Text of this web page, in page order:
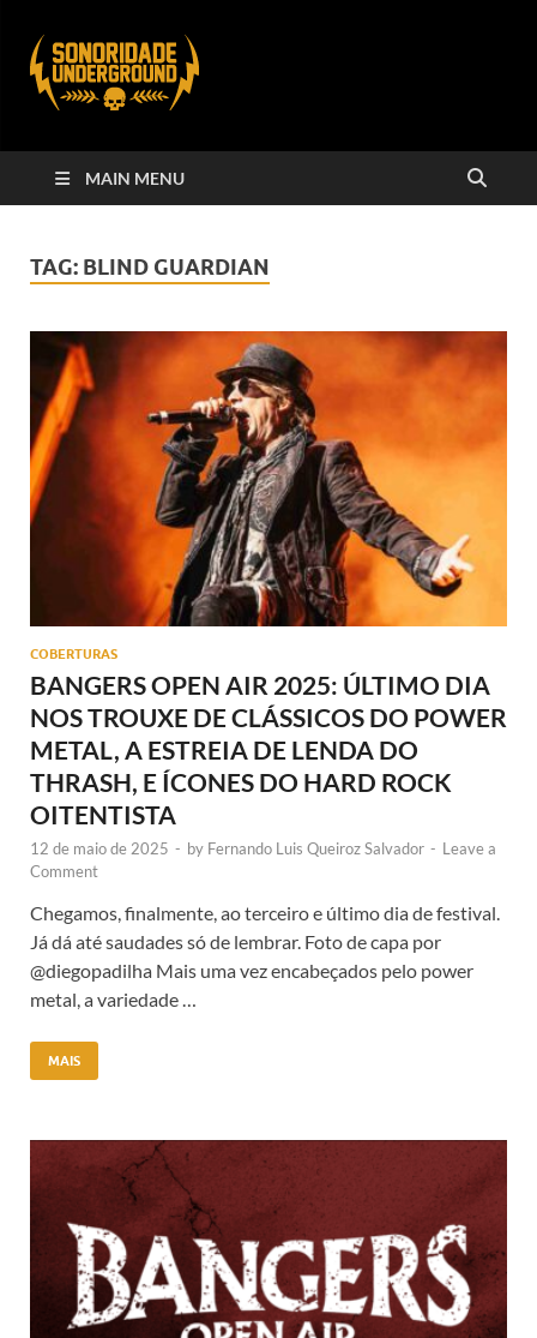
MAIN MENU
TAG: BLIND GUARDIAN
COBERTURAS
BANGERS OPEN AIR 2025: ÚLTIMO DIA
NOS TROUXE DE CLÁSSICOS DO POWER
METAL, A ESTREIA DE LENDA DO
THRASH, E ÍCONES DO HARD ROCK
OITENTISTA
12 de maio de 2025 - by Fernando Luis Queiroz Salvador - Leave a
Comment
Chegamos, finalmente, ao terceiro e último dia de festival.
Já dá até saudades só de lembrar. Foto de capa por
@diegopadilha Mais uma vez encabeçados pelo power
metal, a variedade …
MAIS